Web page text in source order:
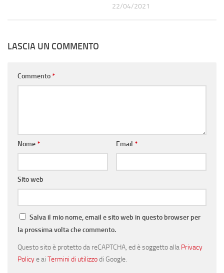
22/04/2021
LASCIA UN COMMENTO
Commento*
Nome* Email *
Sito web
Salva il mio nome, email e sito web in questo browser per
la prossima volta che commento.
Questo sito è protetto da reCAPTCHA, ed è soggetto alla Privacy
Policye ai Termini di utilizzodi Google.